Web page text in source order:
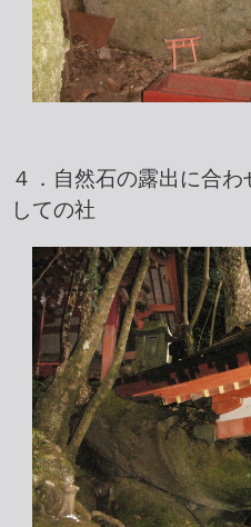
４．自然石の露出に合
しての社